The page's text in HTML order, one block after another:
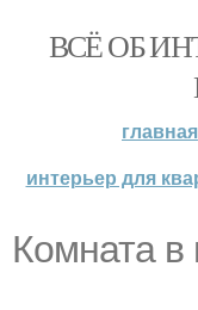
ВСЁ ОБ
главная
интерьер для
Комната